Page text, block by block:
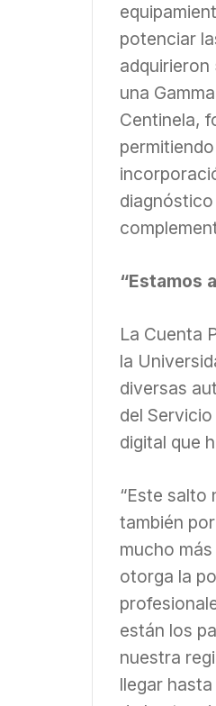
potenciar
una
Centinela,
“Estamos
La Cuenta
la
diversas
del
digital que
“Este salto
también
mucho
otorga la
están los
nuestra
llegar